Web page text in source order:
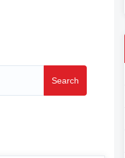
Search